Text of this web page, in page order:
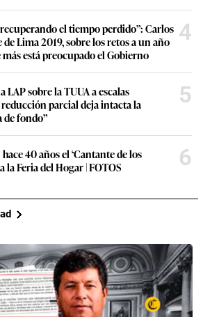
el tiempo perdido”: Carlos
Lima 2019, sobre los retos a un año
está preocupado el Gobierno
4
sobre la TUUA a escalas
parcial deja intacta la
de fondo”
5
40 años el ‘Cantante de los
la Feria del Hogar | FOTOS
6